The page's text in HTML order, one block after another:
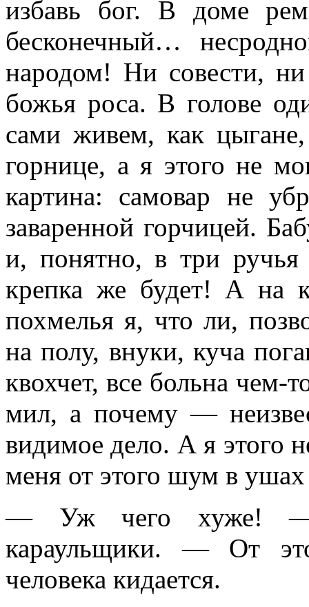
избавь бог. В доме
бесконечный…
народом! Ни совести,
божья роса. В голове
сами живем, как
горнице, а я этого не
картина: самовар не
заваренной горчицей.
и, понятно, в три
крепка же будет! А на
похмелья я, что ли,
на полу, внуки, куча
квохчет, все больна чем-
мил, а почему —
видимое дело. А я этого
меня от этого шум в ушах
— Уж чего хуже! —
караульщики. — От
человека кидается.